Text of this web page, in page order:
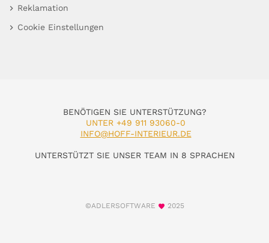
Reklamation
Cookie Einstellungen
BENÖTIGEN SIE UNTERSTÜTZUNG?
UNTER +49 911 93060-0
INFO@HOFF-INTERIEUR.DE
UNTERSTÜTZT SIE UNSER TEAM IN 8 SPRACHEN
©ADLERSOFTWARE 2025